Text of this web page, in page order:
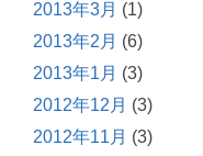
2013年3月 (1)
2013年2月 (6)
2013年1月 (3)
2012年12月 (3)
2012年11月 (3)